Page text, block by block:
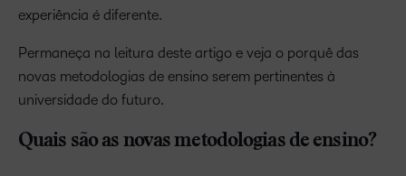
experiência é diferente.
Permaneça na leitura deste artigo e veja o porquê das
novas metodologias de ensino serem pertinentes à
universidade do futuro.
Quais são as novas metodologias de ensino?